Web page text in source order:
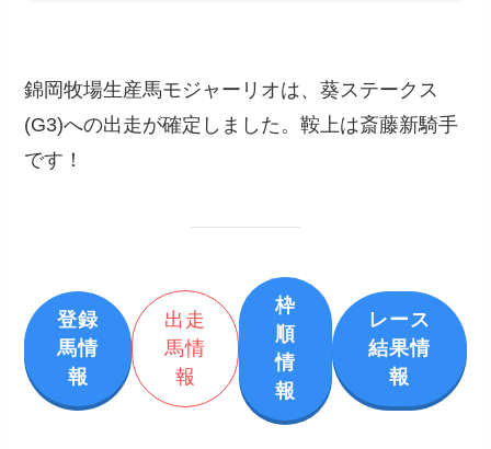
錦岡牧場生産馬モジャーリオは、葵ステークス
(G3)への出走が確定しました。鞍上は斎藤新騎手
です！
登録
馬情
報
出走
馬情
報
枠
順
情
報
レース
結果情
報